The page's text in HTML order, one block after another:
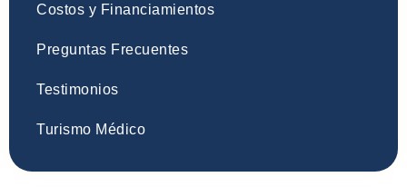
Costos y Financiamientos
Preguntas Frecuentes
Testimonios
Turismo Médico